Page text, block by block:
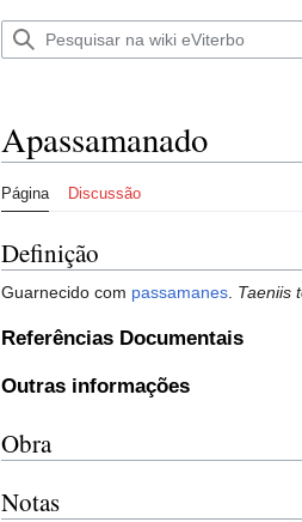
Apassamanado
Página Discussão
Definição
Guarnecido com passamanes Taeniis
Referências Documentais
Outras informações
Obra
Notas